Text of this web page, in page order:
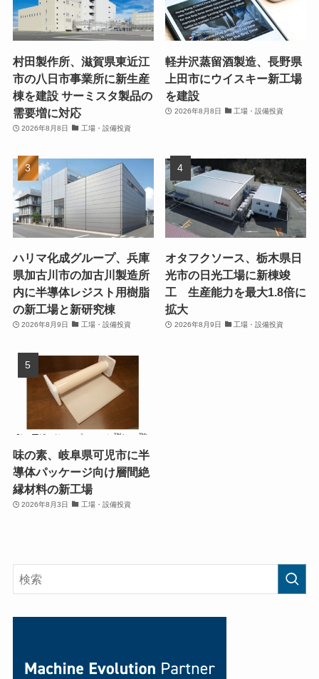
村田製作所、滋賀県東近江
市の八日市事業所に新生産
棟を建設 サーミスタ製品の
需要増に対応
2026年8月8日 工場・設備投資
軽井沢蒸留酒製造、長野県
上田市にウイスキー新工場
を建設
2026年8月8日 工場・設備投資
ハリマ化成グループ、兵庫
県加古川市の加古川製造所
内に半導体レジスト用樹脂
の新工場と新研究棟
2026年8月9日 工場・設備投資
オタフクソース、栃木県日
光市の日光工場に新棟竣
工 生産能力を最大1.8倍に
拡大
2026年8月9日 工場・設備投資
味の素、岐阜県可児市に半
導体パッケージ向け層間絶
縁材料の新工場
2026年8月3日 工場・設備投資